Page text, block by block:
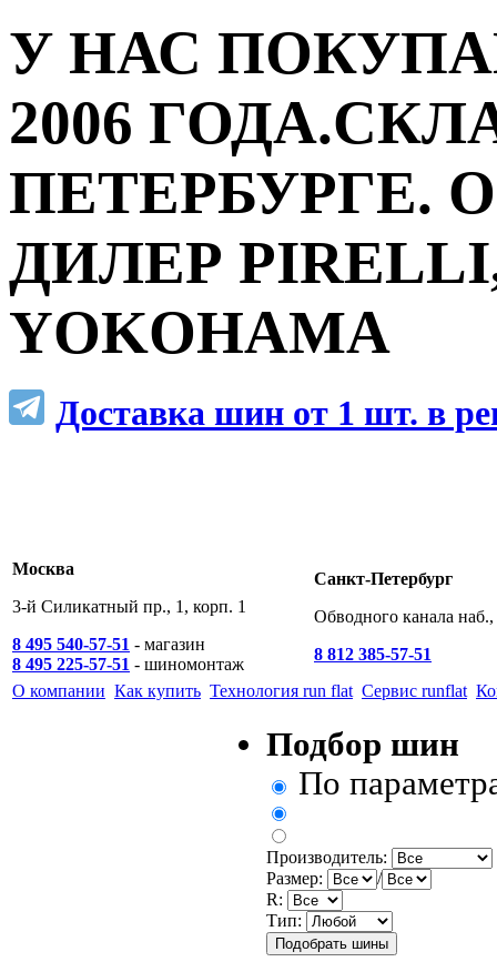
У НАС
2006
ПЕТЕРБУРГЕ.
ДИЛЕР
YOKOHAMA
Доставка шин от 1 шт. в
Москва
3-й Силикатный пр., 1, корп. 1
8 495 540-57-51 - магазин
8 495 225-57-51 - шиномонтаж
Санкт-Петербург
Обводного канала
8 812 385-57-51
О компании Как купить Технология run flat Сервис runflat
Подбор шин
По
Производитель:
Размер:
/
R:
Тип: